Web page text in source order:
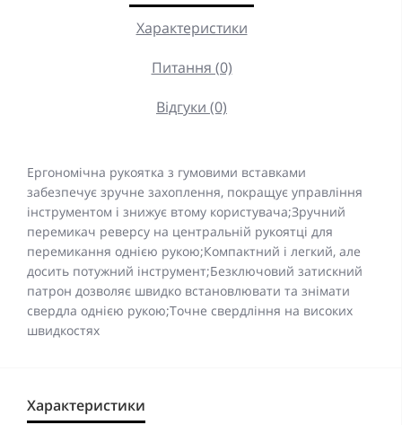
Характеристики
Питання (0)
Відгуки (0)
Ергономічна рукоятка з гумовими вставками
забезпечує зручне захоплення, покращує управління
інструментом і знижує втому користувача;Зручний
перемикач реверсу на центральній рукоятці для
перемикання однією рукою;Компактний і легкий, але
досить потужний інструмент;Безключовий затискний
патрон дозволяє швидко встановлювати та знімати
свердла однією рукою;Точне свердління на високих
швидкостях
Характеристики